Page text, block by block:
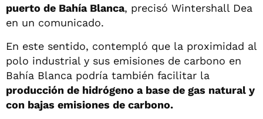
puerto de Bahía Blanca, precisó Wintershall Dea
en un comunicado.
En este sentido, contempló que la proximidad al
polo industrial y sus emisiones de carbono en
Bahía Blanca podría también facilitar la
producción de hidrógeno a base de gas natural y
con bajas emisiones de carbono.